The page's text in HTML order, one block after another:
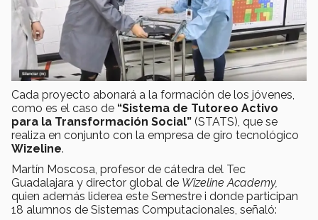
Cada proyecto abonará a la formación de los jóvenes,
como es el caso de “Sistema de Tutoreo Activo
para la Transformación Social” (STATS), que se
realiza en conjunto con la empresa de giro tecnológico
Wizeline.
Martín Moscosa, profesor de cátedra del Tec
Guadalajara y director global de Wizeline Academy,
quien además liderea este Semestre i donde participan
18 alumnos de Sistemas Computacionales, señaló: